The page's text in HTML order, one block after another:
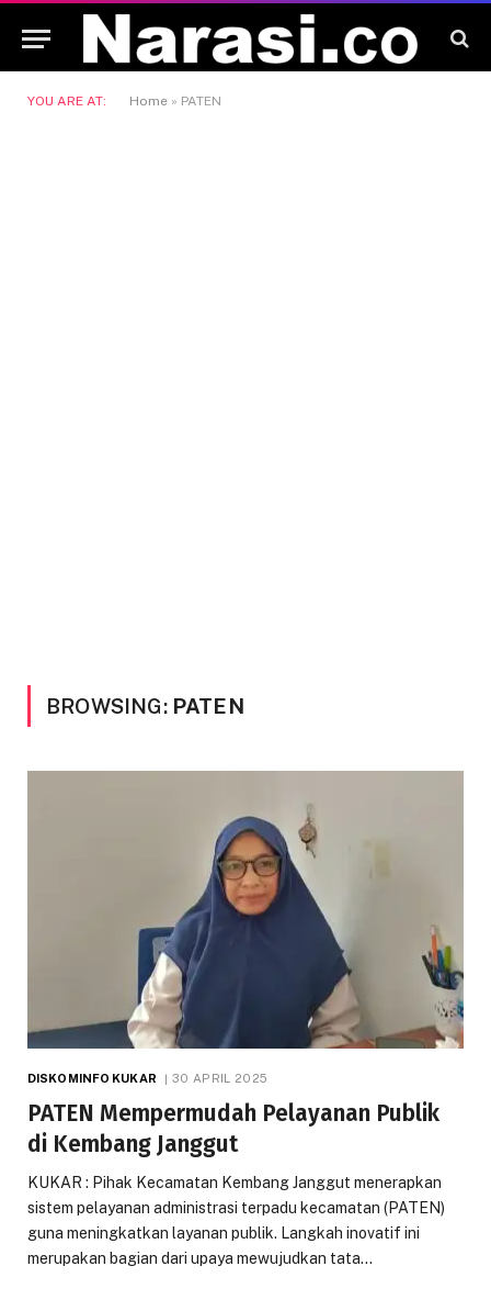
YOU ARE AT: Home » PATEN
BROWSING: PATEN
DISKOMINFO KUKAR 30 APRIL 2025
PATEN Mempermudah Pelayanan Publik
di Kembang Janggut
KUKAR : Pihak Kecamatan Kembang Janggut menerapkan
sistem pelayanan administrasi terpadu kecamatan (PATEN)
guna meningkatkan layanan publik. Langkah inovatif ini
merupakan bagian dari upaya mewujudkan tata…